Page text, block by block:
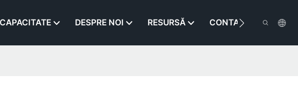
CAPACITATE DESPRE NOI RESURSĂ CONTACTAŢI-NE